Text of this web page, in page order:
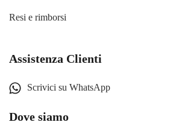
Resi e rimborsi
Assistenza Clienti
Scrivici su WhatsApp
Dove siamo